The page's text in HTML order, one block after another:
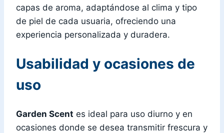
capas de aroma, adaptándose al clima y tipo
de piel de cada usuaria, ofreciendo una
experiencia personalizada y duradera.
Usabilidad y ocasiones de
uso
Garden Scent es ideal para uso diurno y en
ocasiones donde se desea transmitir frescura y